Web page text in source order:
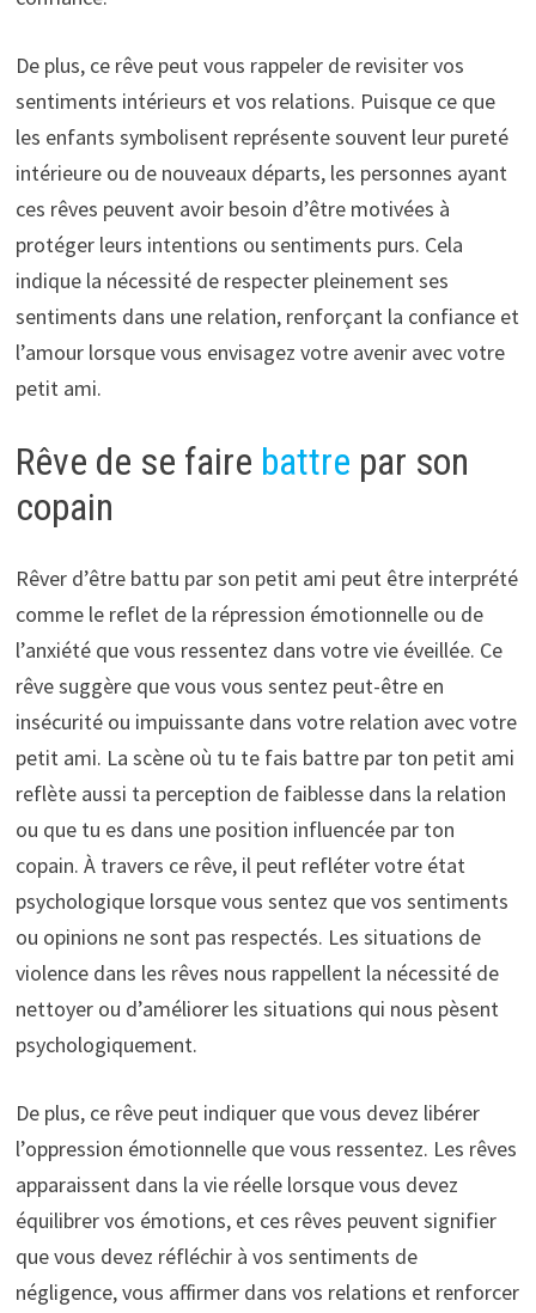
De plus, ce rêve peut vous rappeler de revisiter vos
sentiments intérieurs et vos relations. Puisque ce que
les enfants symbolisent représente souvent leur pureté
intérieure ou de nouveaux départs, les personnes ayant
ces rêves peuvent avoir besoin d’être motivées à
protéger leurs intentions ou sentiments purs. Cela
indique la nécessité de respecter pleinement ses
sentiments dans une relation, renforçant la confiance et
l’amour lorsque vous envisagez votre avenir avec votre
petit ami.
Rêve de se faire battre par son
copain
Rêver d’être battu par son petit ami peut être interprété
comme le reflet de la répression émotionnelle ou de
l’anxiété que vous ressentez dans votre vie éveillée. Ce
rêve suggère que vous vous sentez peut-être en
insécurité ou impuissante dans votre relation avec votre
petit ami. La scène où tu te fais battre par ton petit ami
reflète aussi ta perception de faiblesse dans la relation
ou que tu es dans une position influencée par ton
copain. À travers ce rêve, il peut refléter votre état
psychologique lorsque vous sentez que vos sentiments
ou opinions ne sont pas respectés. Les situations de
violence dans les rêves nous rappellent la nécessité de
nettoyer ou d’améliorer les situations qui nous pèsent
psychologiquement.
De plus, ce rêve peut indiquer que vous devez libérer
l’oppression émotionnelle que vous ressentez. Les rêves
apparaissent dans la vie réelle lorsque vous devez
équilibrer vos émotions, et ces rêves peuvent signifier
que vous devez réfléchir à vos sentiments de
négligence, vous affirmer dans vos relations et renforcer